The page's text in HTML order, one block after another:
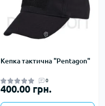
Кепка тактична "Pentagon"
0
400.00 грн.